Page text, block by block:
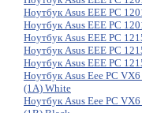
Ноутбук Asus EEE PC
Ноутбук Asus EEE PC
Ноутбук Asus EEE PC
Ноутбук Asus EEE PC
Ноутбук Asus EEE PC
Ноутбук Asus Eee PC
(1A) White
Ноутбук Asus Eee PC